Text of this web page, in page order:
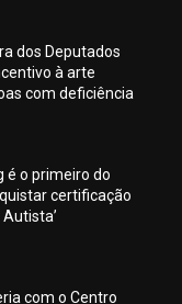
dos Deputados
à arte
com deficiência
é o primeiro do
certificação
com o Centro